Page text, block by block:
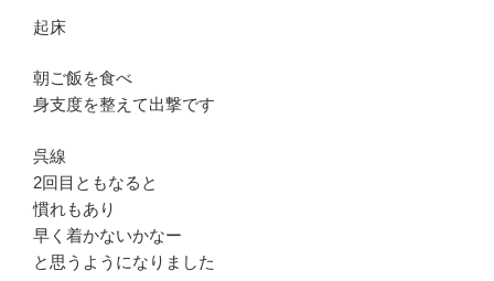
起床
朝ご飯を食べ
身支度を整えて出撃です
呉線
2回目ともなると
慣れもあり
早く着かないかなー
と思うようになりました